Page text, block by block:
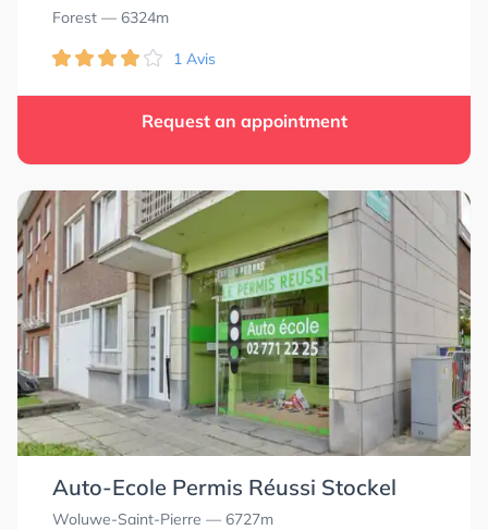
Forest — 6324m
1 Avis
Request an appointment
Auto-Ecole Permis Réussi Stockel
Woluwe-Saint-Pierre — 6727m